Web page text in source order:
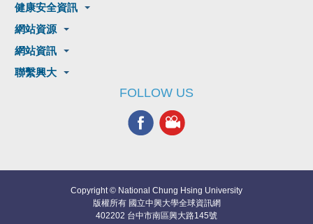
健康安全資訊
網站資源
網站資訊
聯繫興大
FOLLOW US
Copyright © National Chung Hsing University
版權所有 國立中興大學全球資訊網
402202 台中市南區興大路145號